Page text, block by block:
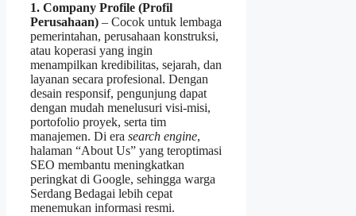
1. Company Profile (Profil
Perusahaan) – Cocok untuk lembaga
pemerintahan, perusahaan konstruksi,
atau koperasi yang ingin
menampilkan kredibilitas, sejarah, dan
layanan secara profesional. Dengan
desain responsif, pengunjung dapat
dengan mudah menelusuri visi‑misi,
portofolio proyek, serta tim
manajemen. Di era search engine,
halaman “About Us” yang teroptimasi
SEO membantu meningkatkan
peringkat di Google, sehingga warga
Serdang Bedagai lebih cepat
menemukan informasi resmi.